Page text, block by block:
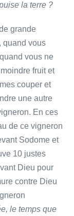
la terre ?
grande
quand vous
vous ne
fruit et
couper et
une autre
En ces
de ce vigneron
Sodome et
10 justes
Dieu pour
contre Dieu
le temps que